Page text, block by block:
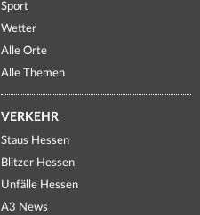
Sport
Wetter
Alle Orte
Alle Themen
VERKEHR
Staus Hessen
Blitzer Hessen
Unfälle Hessen
A3 News